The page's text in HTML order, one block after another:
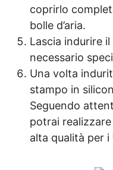
Calpestabile: 3
mano: 3–4 ore +
Top: 0,2 kg/m²
Durata di
Parte B:
kg + Misure di
di sicurezza
Evitare il
di contatto
coprirlo
bolle d’aria.
Lascia indurire
necessario
Una volta
stampo in
Seguendo
potrai
alta qualità per